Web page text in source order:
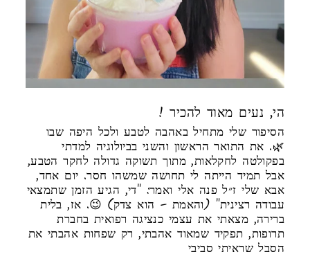
! הי, נעים מאוד להכיר
הסיפור שלי מתחיל באהבה לטבע ולכל היפה שבו
🌿. את התואר הראשון והשני בביולוגיה למדתי
בפקולטה לחקלאות, מתוך תשוקה גדולה לחקר הטבע,
אבל תמיד הייתה לי תחושה שמשהו חסר. יום אחד,
אבא שלי ז״ל פנה אלי ואמר: "די, הגיע הזמן שתמצאי
עבודה רצינית" (והאמת – הוא צדק) 😉. אז, בלית
ברירה, מצאתי את עצמי כנציגה רפואית בחברת
תרופות, תפקיד שמאוד אהבתי, רק שפחות אהבתי את
הסבל שראיתי סביבי